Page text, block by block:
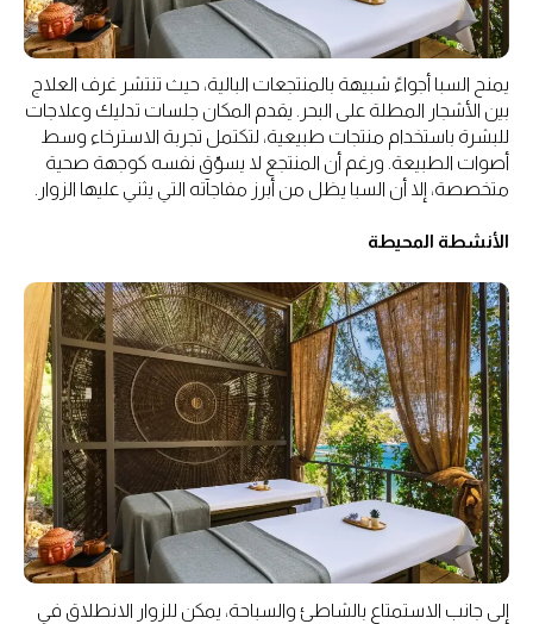
يمنح السبا أجواءً شبيهة بالمنتجعات البالية، حيث تنتشر غرف العلاج
بين الأشجار المطلة على البحر. يقدم المكان جلسات تدليك وعلاجات
للبشرة باستخدام منتجات طبيعية، لتكتمل تجربة الاسترخاء وسط
أصوات الطبيعة. ورغم أن المنتجع لا يسوّق نفسه كوجهة صحية
متخصصة، إلا أن السبا يظل من أبرز مفاجآته التي يثني عليها الزوار.
الأنشطة المحيطة
إلى جانب الاستمتاع بالشاطئ والسباحة، يمكن للزوار الانطلاق في